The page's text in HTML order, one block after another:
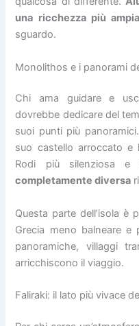
una ricchezza più
sguardo.
Monolithos e i panorami
Chi ama guidare e
dovrebbe dedicare del
suoi punti più panoramici.
suo castello arroccato e
Rodi più silenziosa e
completamente diversa
Questa parte dell’isola è
Grecia meno balneare e
panoramiche, villaggi
arricchiscono il viaggio.
Faliraki: il lato più vivace